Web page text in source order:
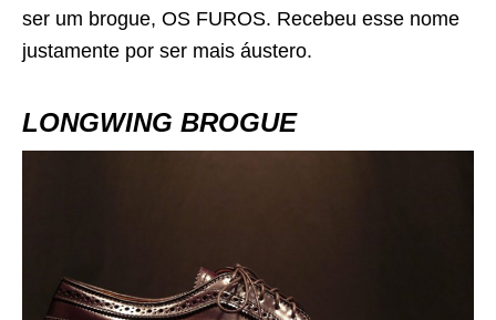
ser um brogue, OS FUROS. Recebeu esse nome
justamente por ser mais áustero.
LONGWING BROGUE